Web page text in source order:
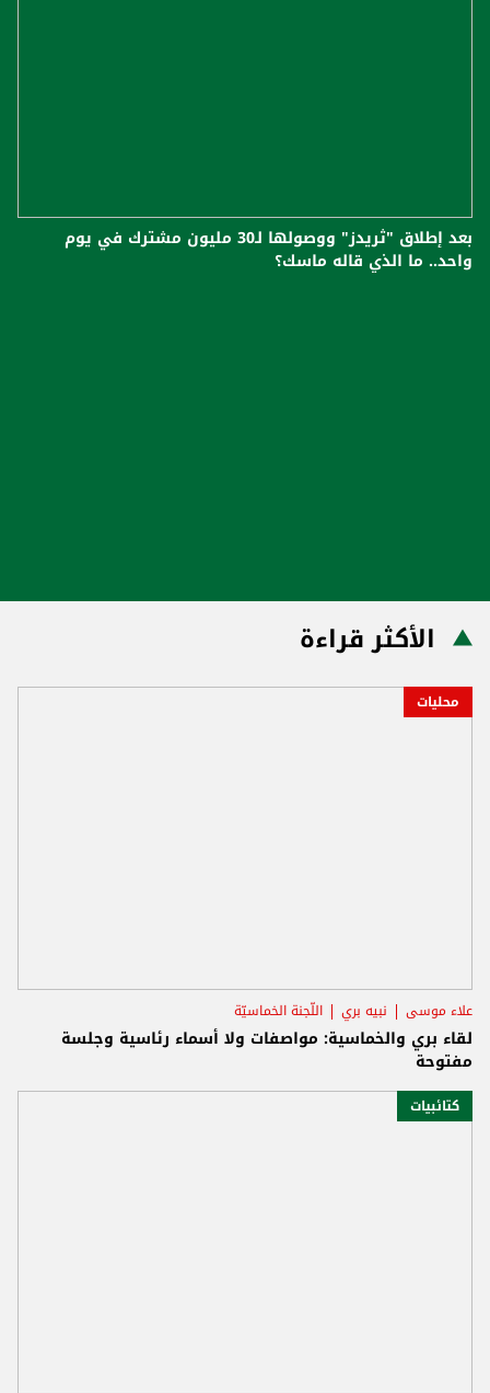
بعد إطلاق "ثريدز" ووصولها لـ30 مليون مشترك في يوم
واحد.. ما الذي قاله ماسك؟
الأكثر قراءة
محليات
علاء موسى نبيه بري اللّجنة الخماسيّة
لقاء بري والخماسية: مواصفات ولا أسماء رئاسية وجلسة
مفتوحة
كتائبيات